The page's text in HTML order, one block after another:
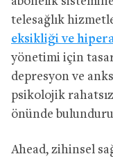
telesağlık
eksikliği ve
yönetimi için
depresyon ve
psikolojik
önünde
Ahead, zihinsel